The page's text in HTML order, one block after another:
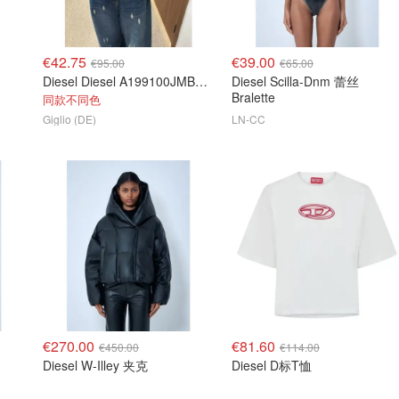
€42.75 €95.00
Diesel Diesel A199100JMBA 白色棉T恤
同款不同色
Giglio (DE)
€39.00 €65.00
Diesel Scilla-Dnm 蕾丝
Bralette
LN-CC
€270.00 €450.00
Diesel W-Illey 夹克
€81.60 €114.00
Diesel D标T恤